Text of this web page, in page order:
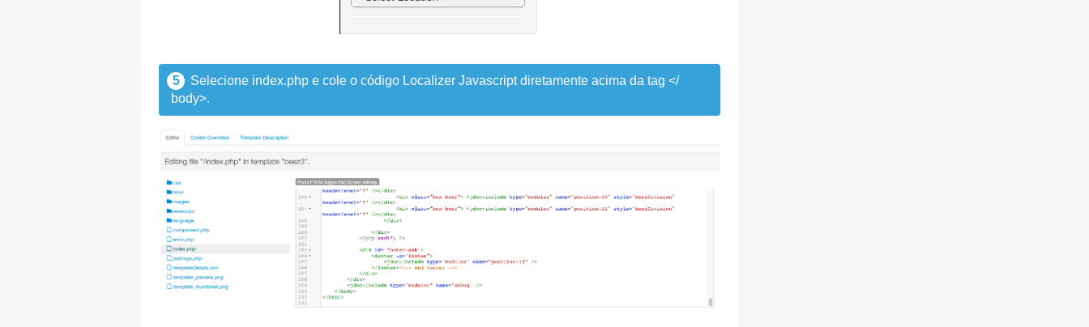
5
Selecione index.php e cole o código Localizer Javascript diretamente acima da tag </
body>.